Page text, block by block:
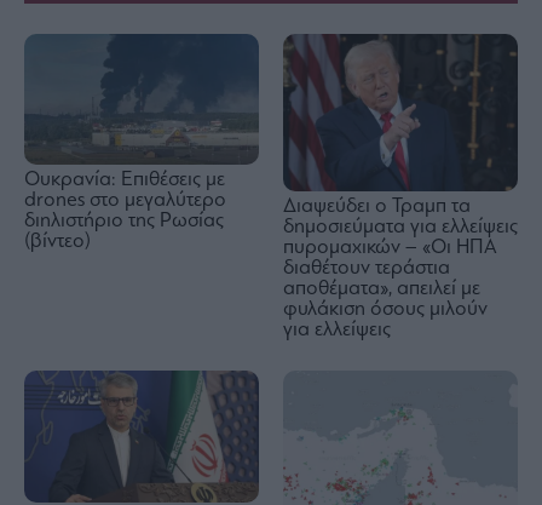
Ουκρανία: Επιθέσεις με
drones στο μεγαλύτερο
διηλιστήριο της Ρωσίας
(βίντεο)
Διαψεύδει ο Τραμπ τα
δημοσιεύματα για ελλείψεις
πυρομαχικών – «Οι ΗΠΑ
διαθέτουν τεράστια
αποθέματα», απειλεί με
φυλάκιση όσους μιλούν
για ελλείψεις